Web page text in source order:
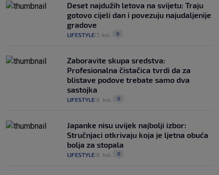
Deset najdužih letova na svijetu: Traju
gotovo cijeli dan i povezuju najudaljenije
gradove
LIFESTYLE 7. kol. 0
Zaboravite skupa sredstva:
Profesionalna čistačica tvrdi da za
blistave podove trebate samo dva
sastojka
LIFESTYLE 6. kol. 0
Japanke nisu uvijek najbolji izbor:
Stručnjaci otkrivaju koja je ljetna obuća
bolja za stopala
LIFESTYLE 6. kol. 0